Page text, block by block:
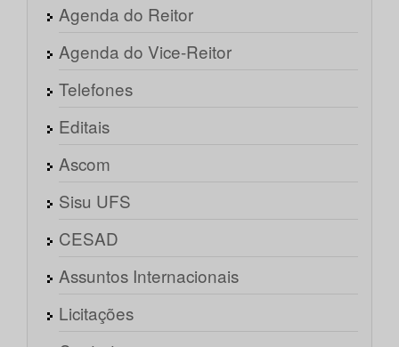
Agenda do Reitor
Agenda do Vice-Reitor
Telefones
Editais
Ascom
Sisu UFS
CESAD
Assuntos Internacionais
Licitações